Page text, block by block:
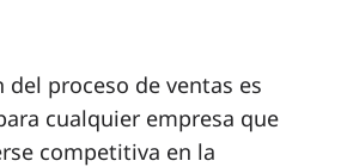
del proceso de ventas es
cualquier empresa que
competitiva en la